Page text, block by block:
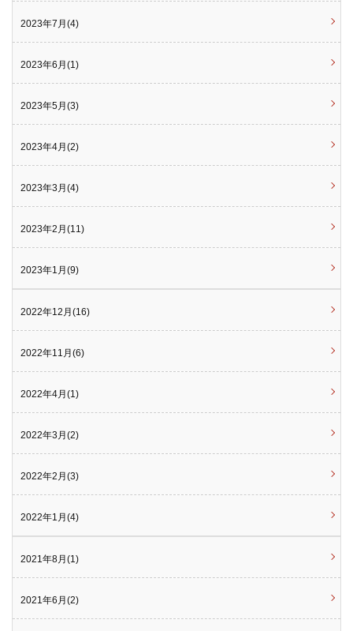
2023年7月(4)
2023年6月(1)
2023年5月(3)
2023年4月(2)
2023年3月(4)
2023年2月(11)
2023年1月(9)
2022年12月(16)
2022年11月(6)
2022年4月(1)
2022年3月(2)
2022年2月(3)
2022年1月(4)
2021年8月(1)
2021年6月(2)